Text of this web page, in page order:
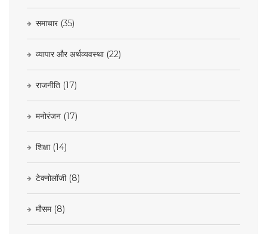
समाचार (35)
व्यापार और अर्थव्यवस्था (22)
राजनीति (17)
मनोरंजन (17)
शिक्षा (14)
टेक्नोलॉजी (8)
मौसम (8)